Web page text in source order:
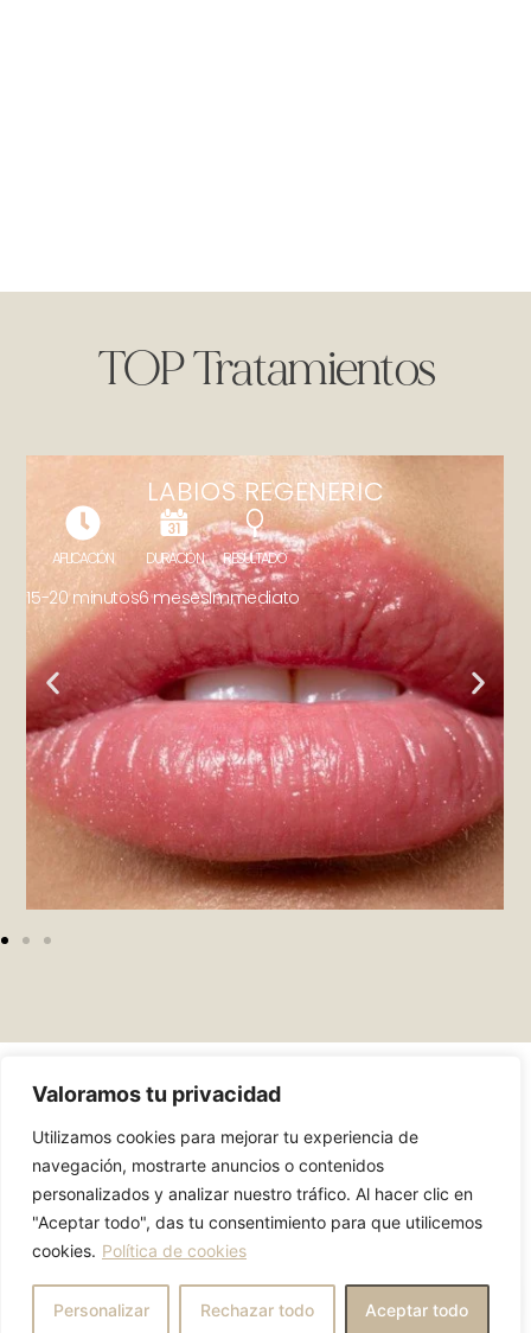
Valoramos tu privacidad
Utilizamos cookies para mejorar tu experiencia de
navegación, mostrarte anuncios o contenidos
personalizados y analizar nuestro tráfico. Al hacer clic en
"Aceptar todo", das tu consentimiento para que utilicemos
cookies. Política de cookies
Personalizar Rechazar todo Aceptar todo
TOPTratamientos
APLICACIÓN
15-20 minutos
DURACIÓN
6 meses
RESULTADO
Immediato
LABIOS REGENERIC
Tratamientos
¿En qué podemos ayudarte?